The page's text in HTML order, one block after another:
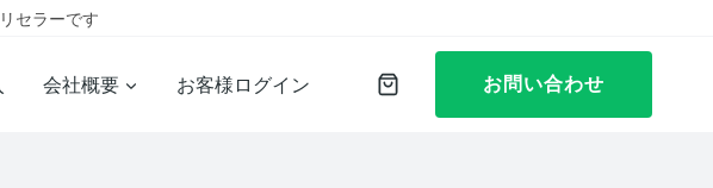
セラーです
会社概要 お客様ログイン お問い合わせ